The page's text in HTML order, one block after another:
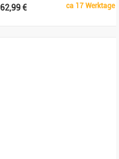
ca 17 Werktage
62,99 €